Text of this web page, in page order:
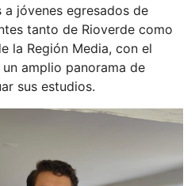
jóvenes egresados de
tanto de Rioverde como
la Región Media, con el
amplio panorama de
sus estudios.